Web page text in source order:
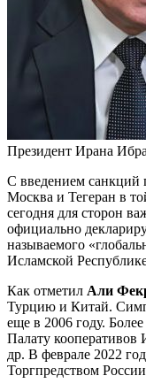
Президент Ирана
С введением санкций
Москва и Тегеран в
сегодня для сторон
официально
называемого
Исламской
Как отметил Али
Турцию и Китай.
еще в 2006 году.
Палату кооперативов
др. В феврале 2022
Торгпредством